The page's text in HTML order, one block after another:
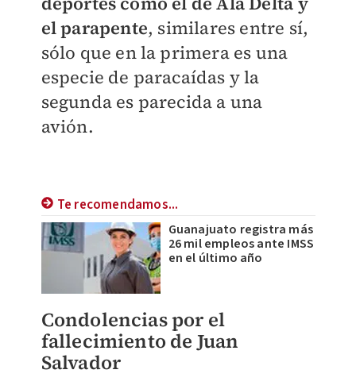
el parapente, similares entre sí,
sólo que en la primera es una
especie de paracaídas y la
segunda es parecida a una
avión.
Te recomendamos...
Guanajuato registra más
26 mil empleos ante IMSS
en el último año
Condolencias por el
fallecimiento de Juan
Salvador